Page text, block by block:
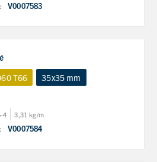
V0007583
T66
35x35 mm
4 3,31 kg/m
V0007584